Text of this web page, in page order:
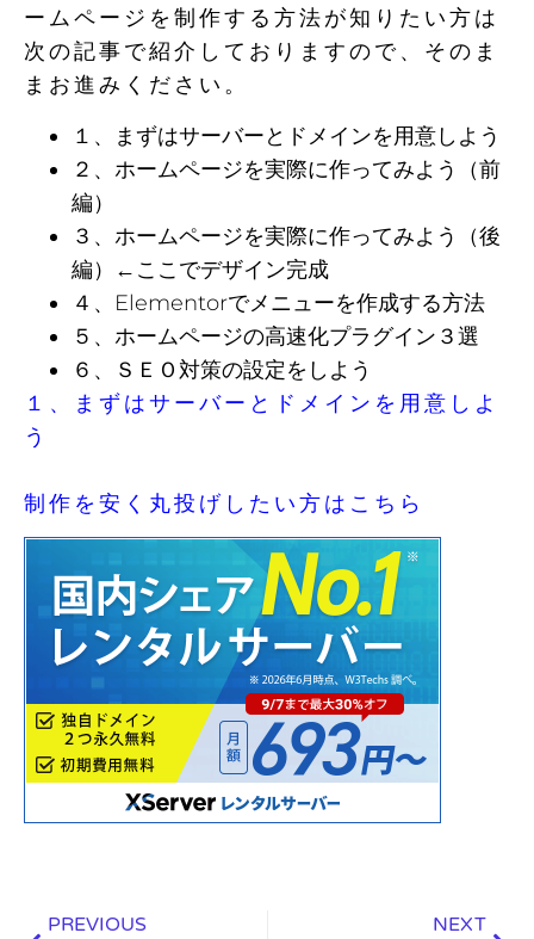
ームページを制作する方法が知りたい方は
次の記事で紹介しておりますので、そのま
まお進みください。
１、まずはサーバーとドメインを用意しよう
２、ホームページを実際に作ってみよう（前
編）
３、ホームページを実際に作ってみよう（後
編）←ここでデザイン完成
４、Elementorでメニューを作成する方法
５、ホームページの高速化プラグイン３選
６、ＳＥＯ対策の設定をしよう
１、まずはサーバーとドメインを用意しよ
う
制作を安く丸投げしたい方はこちら
PREVIOUS NEXT